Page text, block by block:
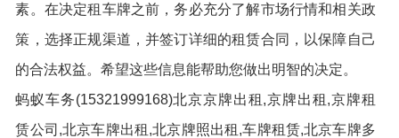
素。在决定租车牌之前，务必充分了解市场行情和相关政
策，选择正规渠道，并签订详细的租赁合同，以保障自己
的合法权益。希望这些信息能帮助您做出明智的决定。
蚂蚁车务(15321999168)北京京牌出租,京牌出租 ,京牌租
赁公司,北京车牌出租,北京牌照出租 ,车牌租赁,北京车牌多